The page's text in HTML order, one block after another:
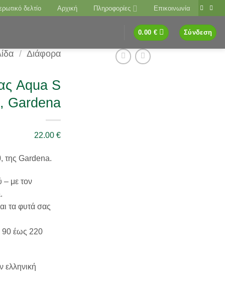
δελτίο Αρχική Πληροφορίες Επικοινωνία
0.00 € Σύνδεση
/ Διάφορα
Aqua S
Gardena
22.00 €
της Gardena.
– με τον
τα φυτά σας
90 έως 220
ελληνική